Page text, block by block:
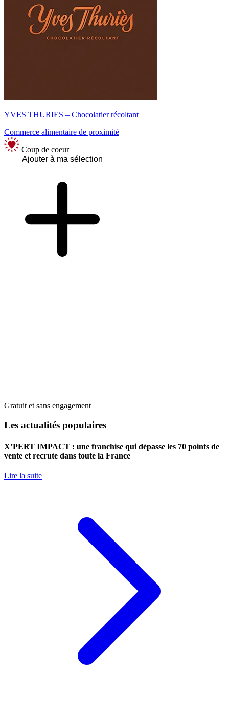
YVES THURIES – Chocolatier récoltant
Commerce alimentaire de proximité
Coup de coeur
Ajouter à ma sélection
Gratuit et sans engagement
Les actualités populaires
X’PERT IMPACT : une franchise qui dépasse les 70 points de
vente et recrute dans toute la France
Lire la suite